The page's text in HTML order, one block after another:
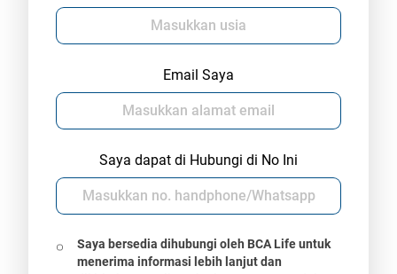
Email Saya
Saya dapat di Hubungi di No Ini
Saya bersedia dihubungi oleh BCA Life untuk
menerima informasi lebih lanjut dan